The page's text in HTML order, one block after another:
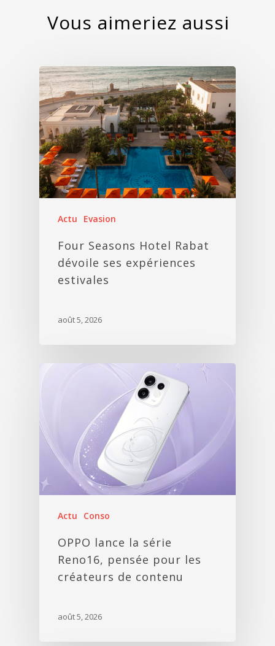
Actu Evasion
Four Seasons Hotel Rabat
dévoile ses expériences
estivales
août 5, 2026
Actu Conso
OPPO lance la série
Reno16, pensée pour les
créateurs de contenu
août 5, 2026